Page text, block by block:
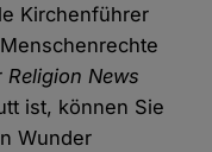
Kirchenführer
Religion News
ist, können Sie
Wunder